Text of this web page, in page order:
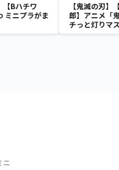
【Bハチワ
ミニプラがま
【鬼滅の刃】
郎】アニメ「
チっと灯りマ
郎・胡蝶しの
ニ